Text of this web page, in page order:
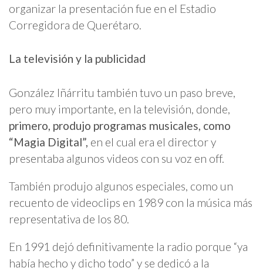
organizar la presentación fue en el Estadio
Corregidora de Querétaro.
La televisión y la publicidad
González Iñárritu también tuvo un paso breve,
pero muy importante, en la televisión, donde,
primero, produjo programas musicales, como
“Magia Digital”, en el cual era el director y
presentaba algunos videos con su voz en off.
También produjo algunos especiales, como un
recuento de videoclips en 1989 con la música más
representativa de los 80.
En 1991 dejó definitivamente la radio porque “ya
había hecho y dicho todo” y se dedicó a la